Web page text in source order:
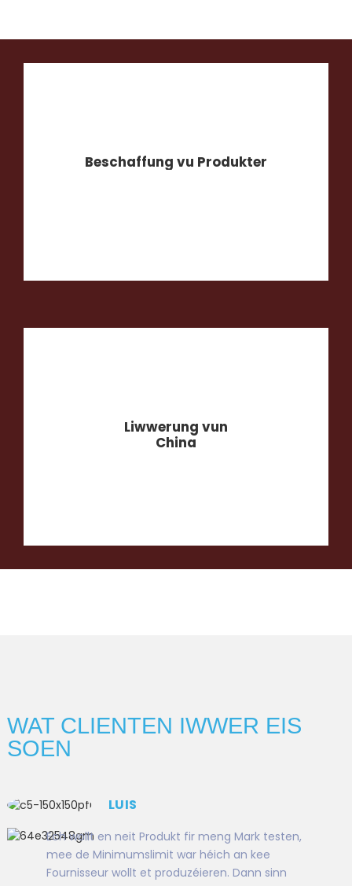
Beschaffung vu Produkter
Liwwerung vun
China
WAT CLIENTEN IWWER EIS
SOEN
LUIS
Ech wollt en neit Produkt fir meng Mark testen,
mee de Minimumslimit war héich an kee
Fournisseur wollt et produzéieren. Dann sinn